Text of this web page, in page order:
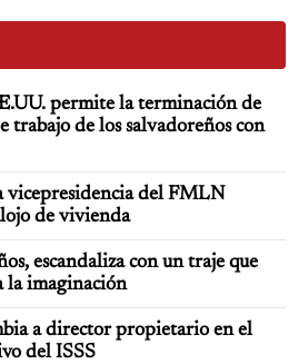
permite la terminación de
trabajo de los salvadoreños con
vicepresidencia del FMLN
de vivienda
escandaliza con un traje que
la imaginación
a director propietario en el
del ISSS